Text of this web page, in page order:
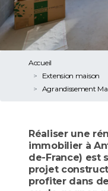
Accueil
Extension maison
Agrandissement
Réaliser une
immobilier à
de-France) est
projet
profiter dans